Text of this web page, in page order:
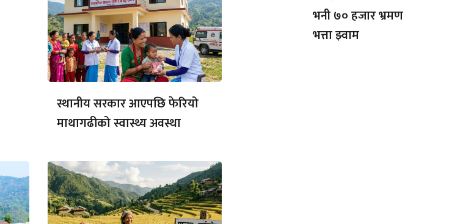
स्थानीय सरकार आएपछि फेरियो
माथागढीको स्वास्थ्य अवस्था
भनी ७० हजार भ्रमण
भत्ता झ्वाम